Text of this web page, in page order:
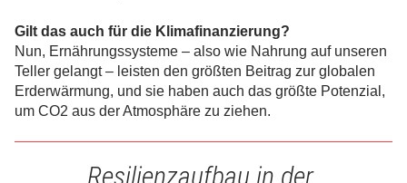
Gilt das auch für die Klimafinanzierung?
Nun, Ernährungssysteme – also wie Nahrung auf unseren
Teller gelangt – leisten den größten Beitrag zur globalen
Erderwärmung, und sie haben auch das größte Potenzial,
um CO2 aus der Atmosphäre zu ziehen.
Resilienzaufbau in der